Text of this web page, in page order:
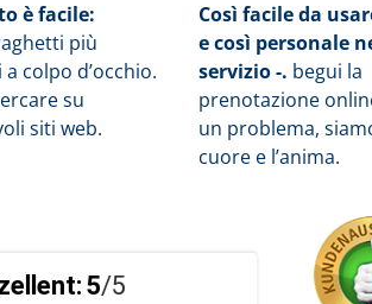
è facile:
più
colpo d’occhio.
su
siti web.
Così facile da
e così personale
servizio -. begui la
prenotazione
un problema,
cuore e l’anima.
/5